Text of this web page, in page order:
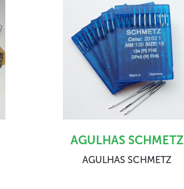
AGULHAS SCHMETZ
AGULHAS SCHMETZ